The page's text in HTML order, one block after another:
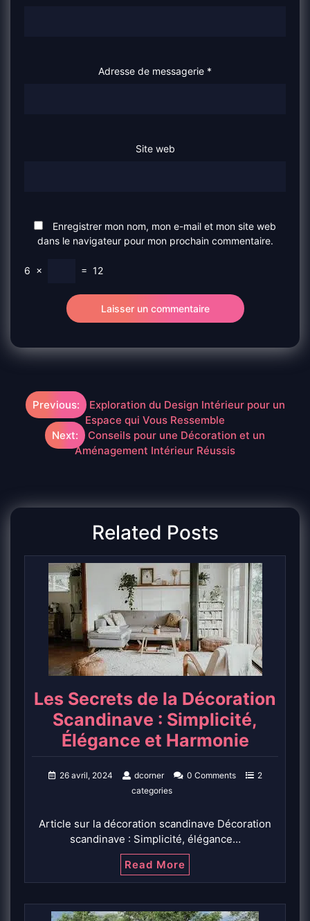
Adresse de messagerie *
Site web
Enregistrer mon nom, mon e-mail et mon site web
dans le navigateur pour mon prochain commentaire.
6 × = 12
Navigation
l’article
Previous:
Exploration du Design Intérieur pour un
Espace qui Vous Ressemble
Next:
Conseils pour une Décoration et un
Aménagement Intérieur Réussis
Related Posts
Les Secrets de la Décoration
Scandinave : Simplicité,
Élégance et Harmonie
26 avril, 2024 dcorner 0 Comments
2
categories
Article sur la décoration scandinave Décoration
scandinave : Simplicité, élégance…
Read More